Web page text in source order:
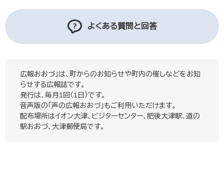
よくある質問と回答
広報おおづ」は、町からのお知らせや町内の催しなどをお知
らせする広報誌です。
発行は、毎月1回（1日）です。
音声版の「声の広報おおづ」もご利用いただけます。
配布場所はイオン大津、ビジターセンター、肥後大津駅、道の
駅おおづ、大津郵便局です。